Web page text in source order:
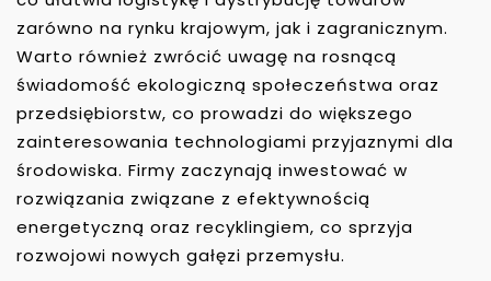
zarówno na rynku krajowym, jak i zagranicznym.
Warto również zwrócić uwagę na rosnącą
świadomość ekologiczną społeczeństwa oraz
przedsiębiorstw, co prowadzi do większego
zainteresowania technologiami przyjaznymi dla
środowiska. Firmy zaczynają inwestować w
rozwiązania związane z efektywnością
energetyczną oraz recyklingiem, co sprzyja
rozwojowi nowych gałęzi przemysłu.